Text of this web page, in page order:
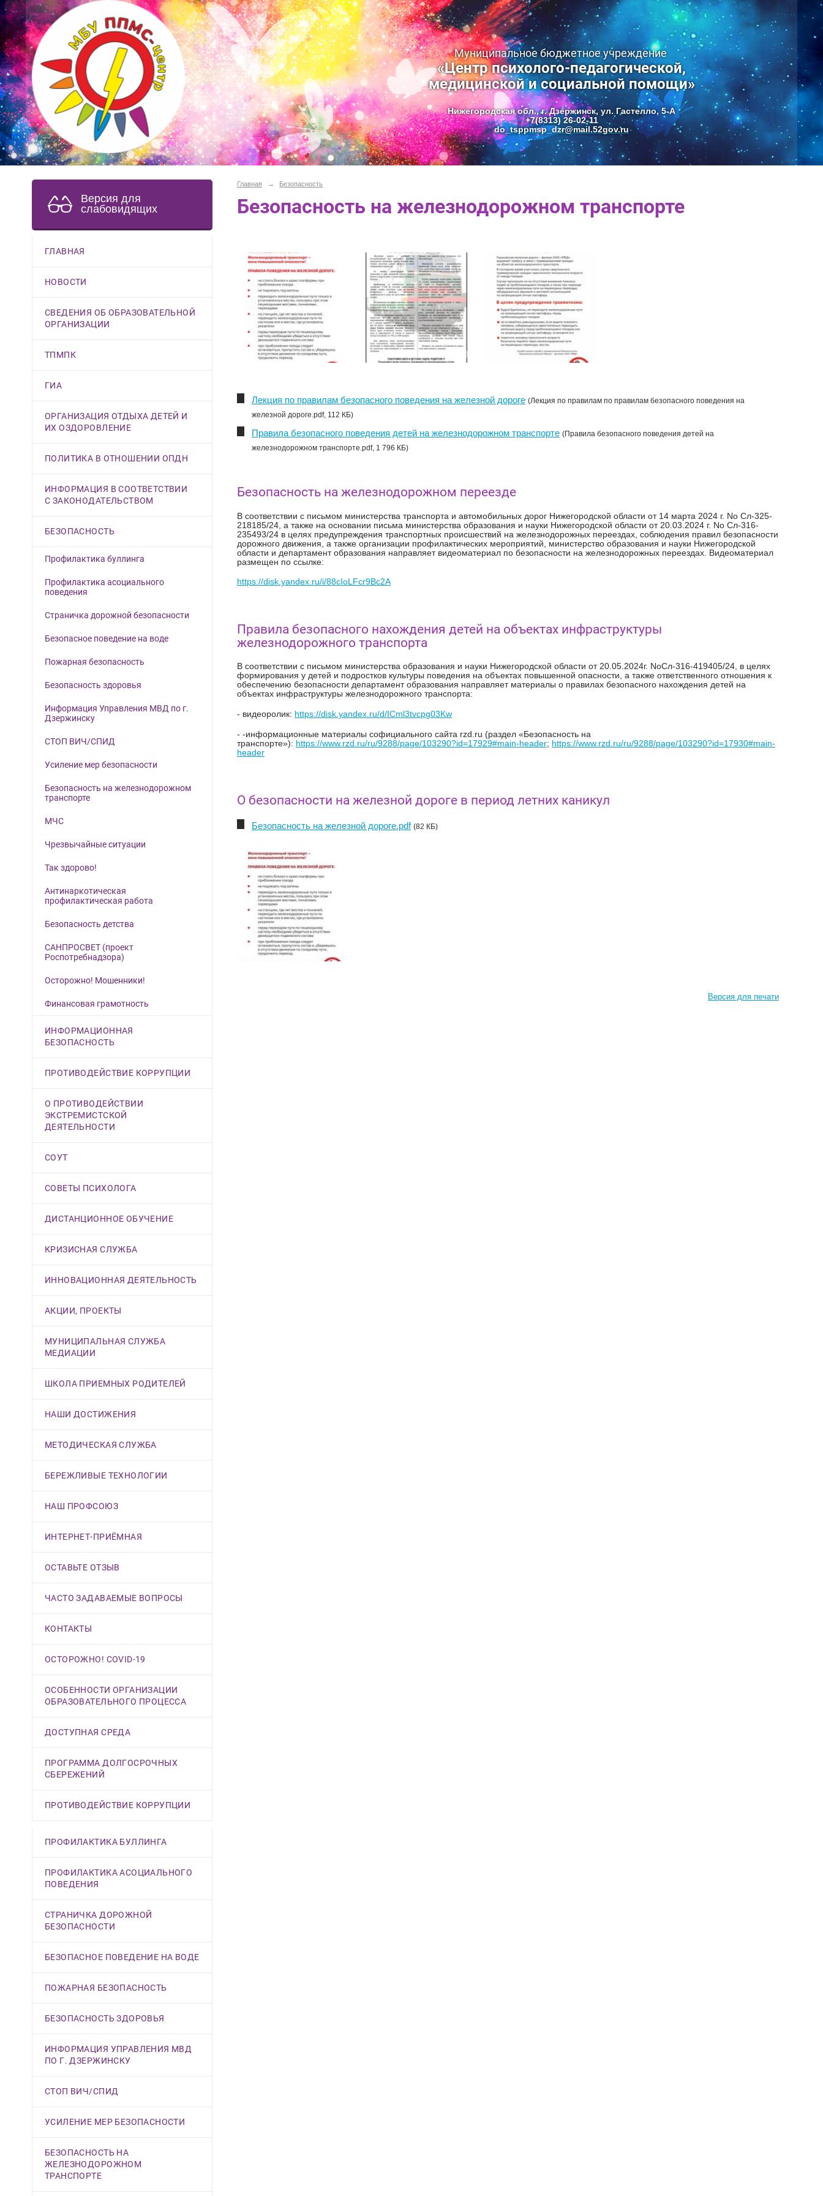
Муниципальное бюджетное учреждение
«Центр психолого-педагогической,
медицинской и социальной помощи»
Нижегородская обл., г. Дзержинск, ул. Гастелло, 5-А
+7(8313) 26-02-11
do_tsppmsp_dzr@mail.52gov.ru
Версия для
слабовидящих
ГЛАВНАЯ
НОВОСТИ
СВЕДЕНИЯ ОБ ОБРАЗОВАТЕЛЬНОЙ
ОРГАНИЗАЦИИ
ТПМПК
ГИА
ОРГАНИЗАЦИЯ ОТДЫХА ДЕТЕЙ И
ИХ ОЗДОРОВЛЕНИЕ
ПОЛИТИКА В ОТНОШЕНИИ ОПДН
ИНФОРМАЦИЯ В СООТВЕТСТВИИ
С ЗАКОНОДАТЕЛЬСТВОМ
БЕЗОПАСНОСТЬ
Профилактика буллинга
Профилактика асоциального
поведения
Страничка дорожной безопасности
Безопасное поведение на воде
Пожарная безопасность
Безопасность здоровья
Информация Управления МВД по г.
Дзержинску
СТОП ВИЧ/СПИД
Усиление мер безопасности
Безопасность на железнодорожном
транспорте
МЧС
Чрезвычайные ситуации
Так здорово!
Антинаркотическая
профилактическая работа
Безопасность детства
САНПРОСВЕТ (проект
Роспотребнадзора)
Осторожно! Мошенники!
Финансовая грамотность
ИНФОРМАЦИОННАЯ
БЕЗОПАСНОСТЬ
ПРОТИВОДЕЙСТВИЕ КОРРУПЦИИ
О ПРОТИВОДЕЙСТВИИ
ЭКСТРЕМИСТСКОЙ
ДЕЯТЕЛЬНОСТИ
СОУТ
СОВЕТЫ ПСИХОЛОГА
ДИСТАНЦИОННОЕ ОБУЧЕНИЕ
КРИЗИСНАЯ СЛУЖБА
ИННОВАЦИОННАЯ ДЕЯТЕЛЬНОСТЬ
АКЦИИ, ПРОЕКТЫ
МУНИЦИПАЛЬНАЯ СЛУЖБА
МЕДИАЦИИ
ШКОЛА ПРИЕМНЫХ РОДИТЕЛЕЙ
НАШИ ДОСТИЖЕНИЯ
МЕТОДИЧЕСКАЯ СЛУЖБА
БЕРЕЖЛИВЫЕ ТЕХНОЛОГИИ
НАШ ПРОФСОЮЗ
ИНТЕРНЕТ-ПРИЁМНАЯ
ОСТАВЬТЕ ОТЗЫВ
ЧАСТО ЗАДАВАЕМЫЕ ВОПРОСЫ
КОНТАКТЫ
ОСТОРОЖНО! COVID-19
ОСОБЕННОСТИ ОРГАНИЗАЦИИ
ОБРАЗОВАТЕЛЬНОГО ПРОЦЕССА
ДОСТУПНАЯ СРЕДА
ПРОГРАММА ДОЛГОСРОЧНЫХ
СБЕРЕЖЕНИЙ
ПРОТИВОДЕЙСТВИЕ КОРРУПЦИИ
ПРОФИЛАКТИКА БУЛЛИНГА
ПРОФИЛАКТИКА АСОЦИАЛЬНОГО
ПОВЕДЕНИЯ
СТРАНИЧКА ДОРОЖНОЙ
БЕЗОПАСНОСТИ
БЕЗОПАСНОЕ ПОВЕДЕНИЕ НА ВОДЕ
ПОЖАРНАЯ БЕЗОПАСНОСТЬ
БЕЗОПАСНОСТЬ ЗДОРОВЬЯ
ИНФОРМАЦИЯ УПРАВЛЕНИЯ МВД
ПО Г. ДЗЕРЖИНСКУ
СТОП ВИЧ/СПИД
УСИЛЕНИЕ МЕР БЕЗОПАСНОСТИ
БЕЗОПАСНОСТЬ НА
ЖЕЛЕЗНОДОРОЖНОМ
ТРАНСПОРТЕ
Главная → Безопасность
Безопасность на железнодорожном транспорте
Лекция по правилам безопасного поведения на железной дороге (Лекция по правилам по правилам безопасного поведения на
железной дороге.pdf, 112 КБ)
Правила безопасного поведения детей на железнодорожном транспорте (Правила безопасного поведения детей на
железнодорожном транспорте.pdf, 1 796 КБ)
Безопасность на железнодорожном переезде
В соответствии с письмом министерства транспорта и автомобильных дорог Нижегородской области от 14 марта 2024 г. No Сл-325-
218185/24, а также на основании письма министерства образования и науки Нижегородской области от 20.03.2024 г. No Сл-316-
235493/24 в целях предупреждения транспортных происшествий на железнодорожных переездах, соблюдения правил безопасности
дорожного движения, а также организации профилактических мероприятий, министерство образования и науки Нижегородской
области и департамент образования направляет видеоматериал по безопасности на железнодорожных переездах. Видеоматериал
размещен по ссылке:
https://disk.yandex.ru/i/88cIoLFcr9Bc2A
Правила безопасного нахождения детей на объектах инфраструктуры
железнодорожного транспорта
В соответствии с письмом министерства образования и науки Нижегородской области от 20.05.2024г. NoСл-316-419405/24, в целях
формирования у детей и подростков культуры поведения на объектах повышенной опасности, а также ответственного отношения к
обеспечению безопасности департамент образования направляет материалы о правилах безопасного нахождения детей на
объектах инфраструктуры железнодорожного транспорта:
- видеоролик: https://disk.yandex.ru/d/ICml3tvcpg03Kw
- -информационные материалы софициального сайта rzd.ru (раздел «Безопасность на
транспорте»): https://www.rzd.ru/ru/9288/page/103290?id=17929#main-header; https://www.rzd.ru/ru/9288/page/103290?id=17930#main-
header
О безопасности на железной дороге в период летних каникул
Безопасность на железной дороге.pdf (82 КБ)
Версия для печати